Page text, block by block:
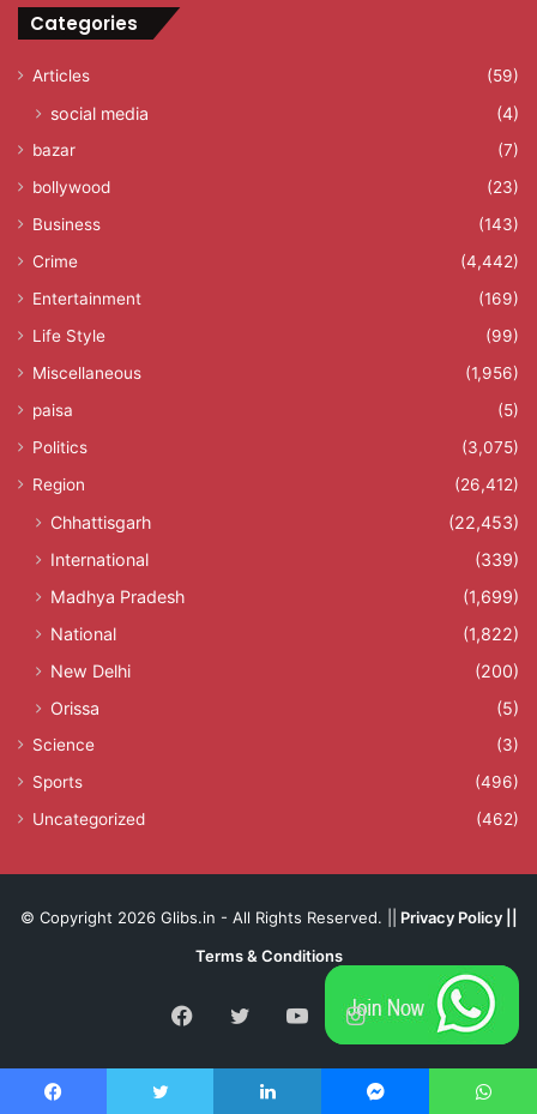
Categories
Articles (59)
social media (4)
bazar
(7)
bollywood
(23)
Business
(143)
Crime
(4,442)
Entertainment
(169)
Life Style
(99)
Miscellaneous
(1,956)
paisa
(5)
Politics
(3,075)
Region
(26,412)
Chhattisgarh
(22,453)
International
(339)
Madhya Pradesh
(1,699)
National
(1,822)
New Delhi
(200)
Orissa
(5)
Science
(3)
Sports
(496)
Uncategorized
(462)
© Copyright 2026 Glibs.in - All Rights Reserved. || Privacy Policy||
Terms & Conditions
Facebook
TwitterYouTubeInstagram